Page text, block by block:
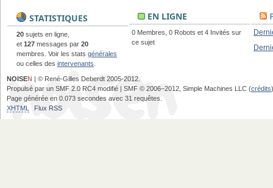
STATISTIQUES
20 sujets en ligne,
et 127 messages par 20
membres. Voir les stats générales
ou celles des intervenants
EN LIGNE
0 Membres, 0 Robots et 4 Invités sur
ce sujet
NOISEN | © René-Gilles Deberdt 2005-2012.
Propulsé par un SMF 2.0 RC4 modifié | SMF © 2006–2012, Simple Machines LLC (crédits)
Page générée en 0.073 secondes avec 31 requêtes.
XHTML
Flux RSS